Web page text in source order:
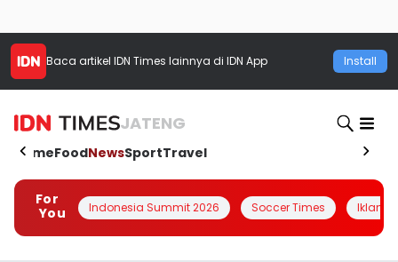
Baca artikel IDN Times lainnya di IDN App Install
JATENG
HomeFoodNewsSportTravel
For
You
Indonesia Summit 2026 Soccer Times Iklanin